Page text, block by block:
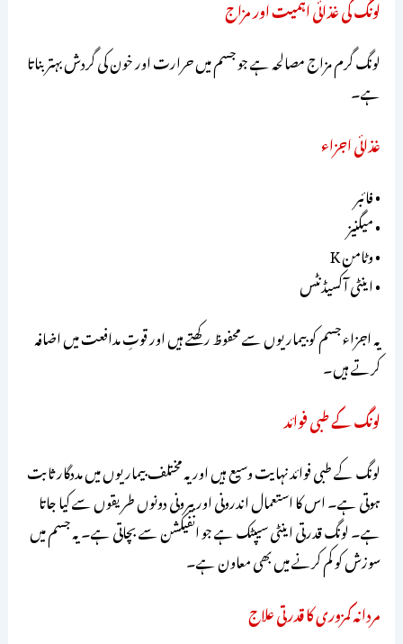
لونگ کی غذائی اہمیت اور مزاج
لونگ گرم مزاج مصالحہ ہے جو جسم میں حرارت اور خون کی گردش بہتر بناتا
ہے۔
غذائی اجزاء
• فائبر
• میگنیز
• وٹامن K
• اینٹی آکسیڈنٹس
یہ اجزاء جسم کو بیماریوں سے محفوظ رکھتے ہیں اور قوتِ مدافعت میں اضافہ
کرتے ہیں۔
لونگ کے طبی فوائد
لونگ کے طبی فوائد نہایت وسیع ہیں اور یہ مختلف بیماریوں میں مددگار ثابت
ہوتی ہے۔ اس کا استعمال اندرونی اور بیرونی دونوں طریقوں سے کیا جاتا
ہے۔ لونگ قدرتی اینٹی سیپٹک ہے جو انفیکشن سے بچاتی ہے۔ یہ جسم میں
سوزش کو کم کرنے میں بھی معاون ہے۔
مردانہ کمزوری کا قدرتی علاج